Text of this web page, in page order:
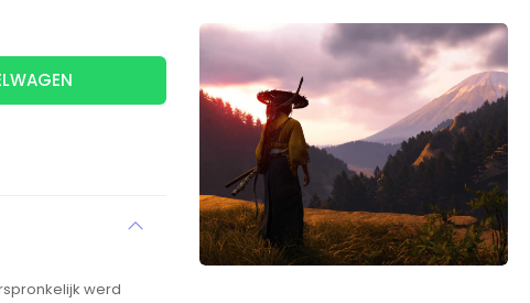
werd